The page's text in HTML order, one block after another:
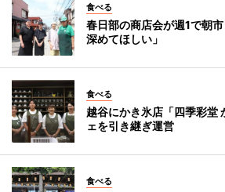
食べる
春日部の商店会が週1で朝
深めてほしい」
食べる
越谷にかき氷店「四季彩
ェを引き継ぎ運営
食べる